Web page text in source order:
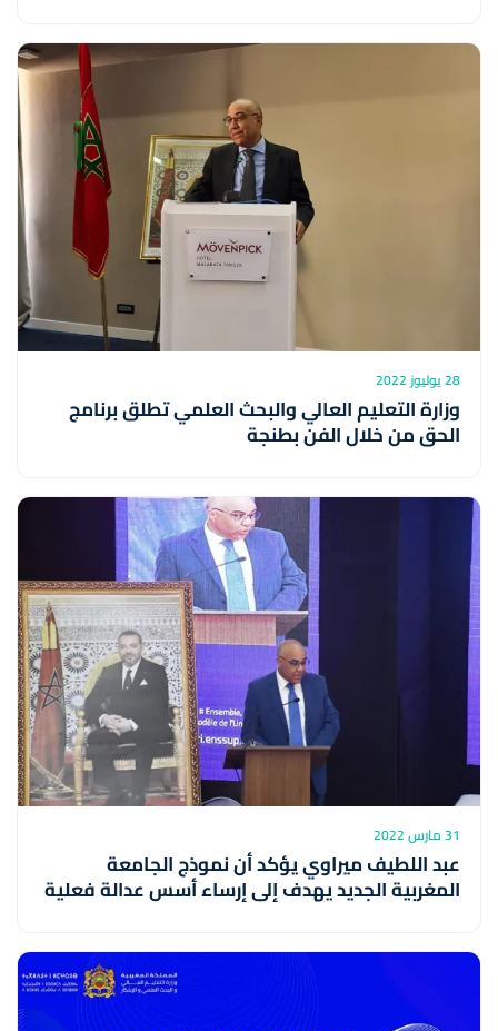
28 يوليوز 2022
وزارة التعليم العالي والبحث العلمي تطلق برنامج
الحق من خلال الفن بطنجة
31 مارس 2022
عبد اللطيف ميراوي يؤكد أن نموذج الجامعة
المغربية الجديد يهدف إلى إرساء أسس عدالة فعلية